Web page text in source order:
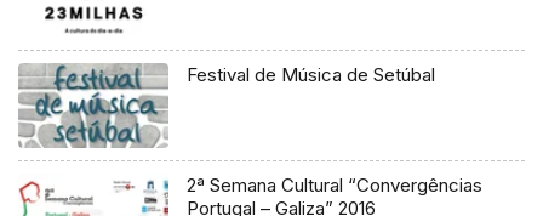
Festival de Música de Setúbal
2ª Semana Cultural “Convergências
Portugal – Galiza” 2016